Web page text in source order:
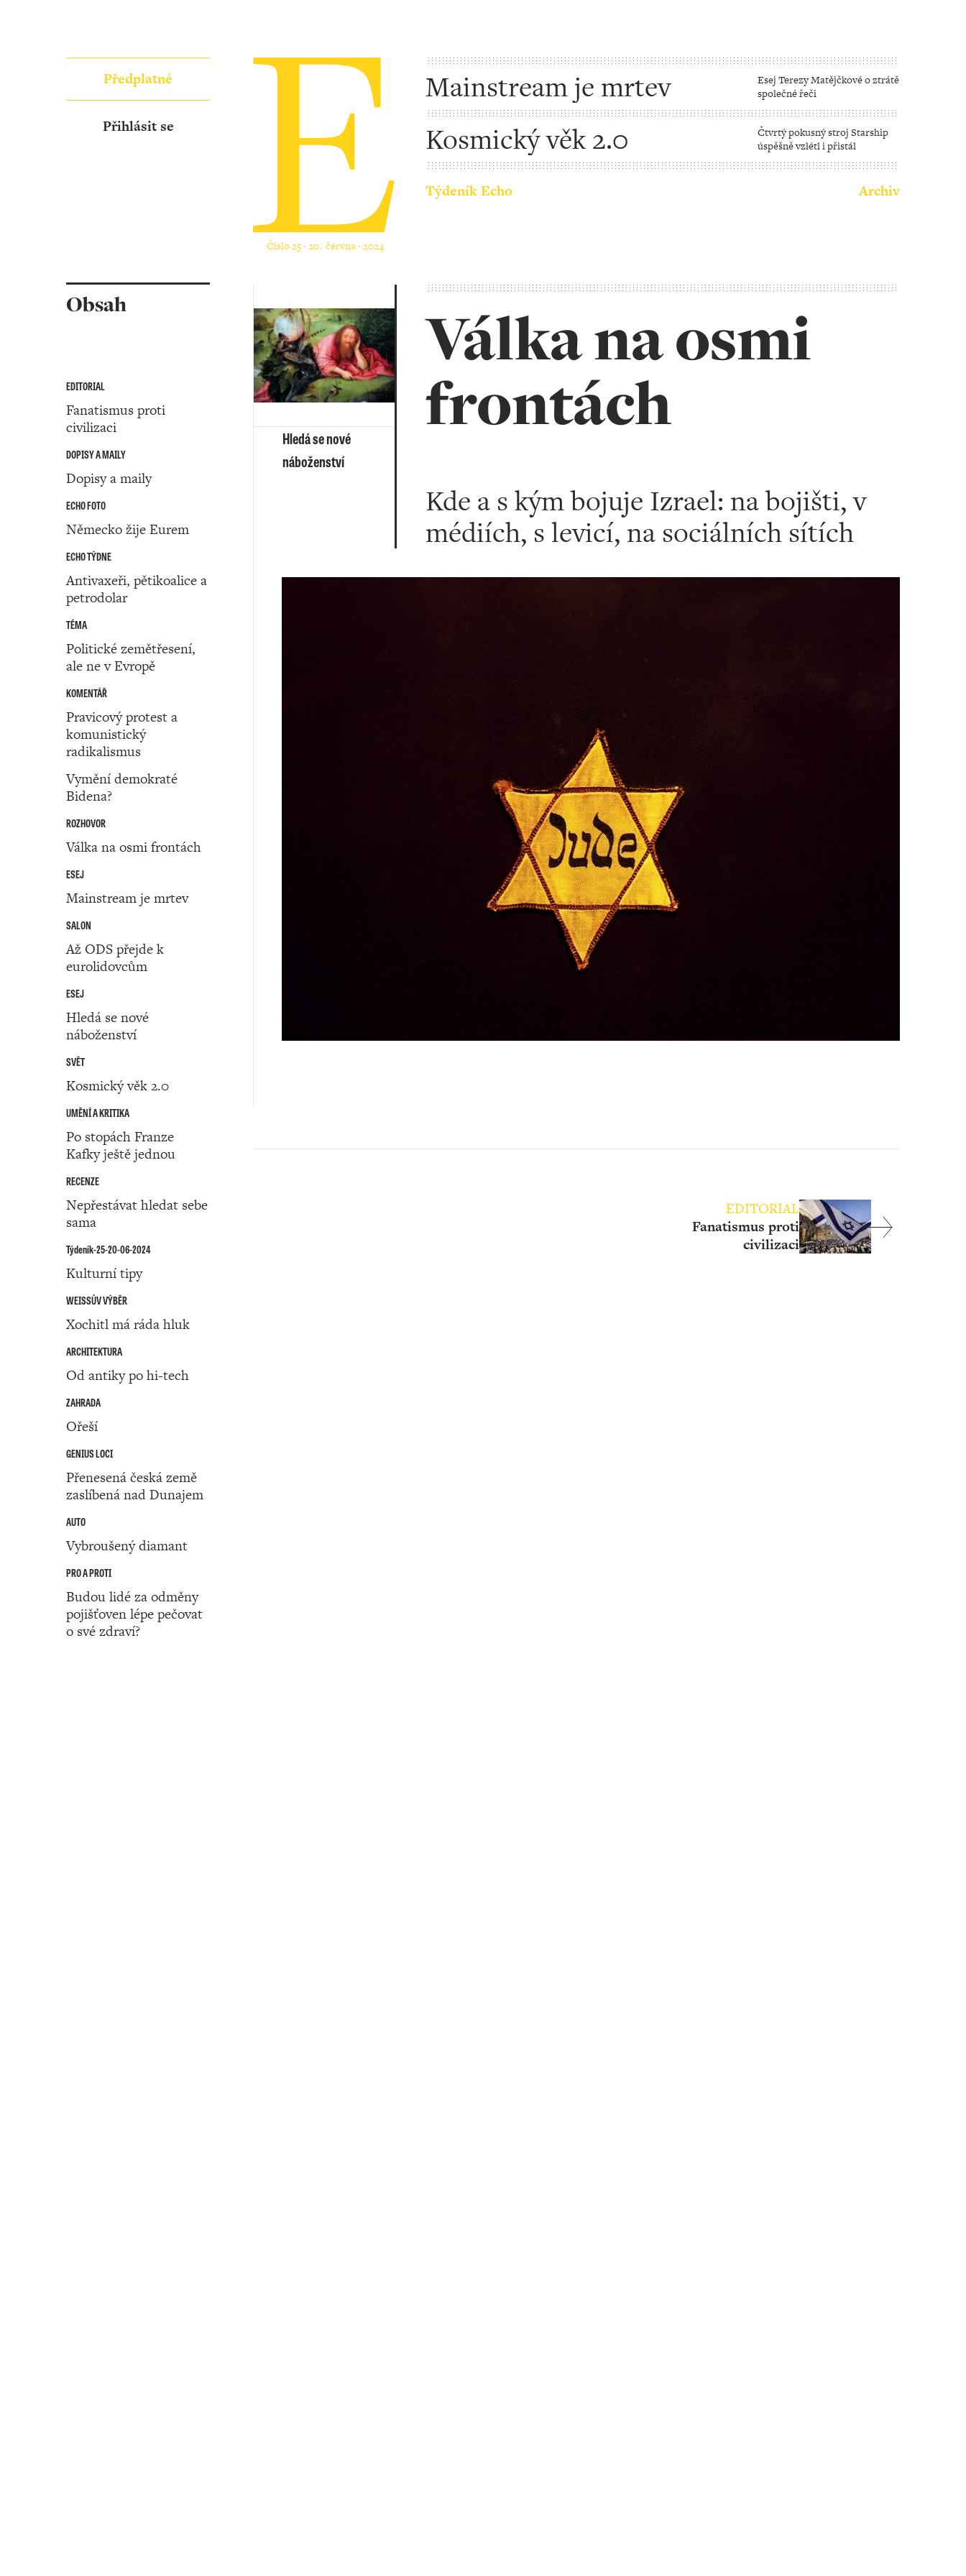
Číslo 25 ‧ 20. června ‧ 2024
Mainstream je mrtev
Esej Terezy Matějčkové o ztrátě
společné řeči
Kosmický věk 2.0
Čtvrtý pokusný stroj Starship
úspěšně vzlétl i přistál
Týdeník Echo Archiv
Předplatné
Přihlásit se
Obsah
EDITORIAL
Fanatismus proti
civilizaci
DOPISY A MAILY
Dopisy a maily
ECHO FOTO
Německo žije Eurem
ECHO TÝDNE
Antivaxeři, pětikoalice a
petrodolar
TÉMA
Politické zemětřesení,
ale ne v Evropě
KOMENTÁŘ
Pravicový protest a
komunistický
radikalismus
Vymění demokraté
Bidena?
ROZHOVOR
Válka na osmi frontách
ESEJ
Mainstream je mrtev
SALON
Až ODS přejde k
eurolidovcům
ESEJ
Hledá se nové
náboženství
SVĚT
Kosmický věk 2.0
UMĚNÍ A KRITIKA
Po stopách Franze
Kafky ještě jednou
RECENZE
Nepřestávat hledat sebe
sama
Týdeník-25-20-06-2024
Kulturní tipy
WEISSŮV VÝBĚR
Xochitl má ráda hluk
ARCHITEKTURA
Od antiky po hi-tech
ZAHRADA
Ořeší
GENIUS LOCI
Přenesená česká země
zaslíbená nad Dunajem
AUTO
Vybroušený diamant
PRO A PROTI
Budou lidé za odměny
pojišťoven lépe pečovat
o své zdraví?
Válka na osmi
frontách
Kde a s kým bojuje Izrael: na bojišti, v
médiích, s levicí, na sociálních sítích
Hledá se nové
náboženství
EDITORIAL
Fanatismus proti
civilizaci